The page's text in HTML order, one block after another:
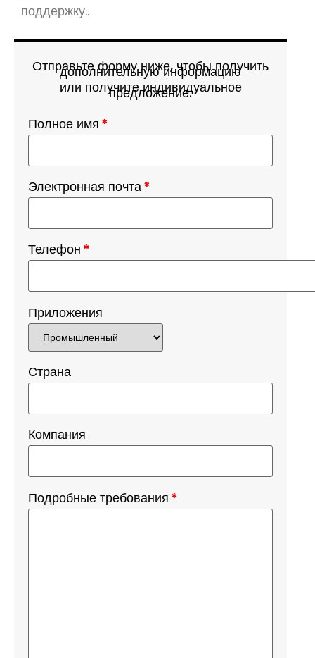
поддержку..
Отправьте форму ниже, чтобы получить
дополнительную информацию
или получите индивидуальное
предложение.
Полное имя *
Электронная почта*
Телефон *
Приложения
Страна
Компания
Подробные требования *